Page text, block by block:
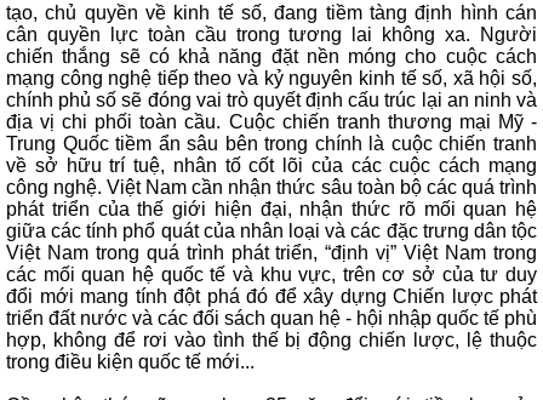
tạo, chủ quyền về kinh tế số, đang tiềm tàng định hình cán
cân quyền lực toàn cầu trong tương lai không xa. Người
chiến thắng sẽ có khả năng đặt nền móng cho cuộc cách
mạng công nghệ tiếp theo và kỷ nguyên kinh tế số, xã hội số,
chính phủ số sẽ đóng vai trò quyết định cấu trúc lại an ninh và
địa vị chi phối toàn cầu. Cuộc chiến tranh thương mại Mỹ -
Trung Quốc tiềm ẩn sâu bên trong chính là cuộc chiến tranh
về sở hữu trí tuệ, nhân tố cốt lõi của các cuộc cách mạng
công nghệ. Việt Nam cần nhận thức sâu toàn bộ các quá trình
phát triển của thế giới hiện đại, nhận thức rõ mối quan hệ
giữa các tính phổ quát của nhân loại và các đặc trưng dân tộc
Việt Nam trong quá trình phát triển, “định vị” Việt Nam trong
các mối quan hệ quốc tế và khu vực, trên cơ sở của tư duy
đổi mới mang tính đột phá đó để xây dựng Chiến lược phát
triển đất nước và các đối sách quan hệ - hội nhập quốc tế phù
hợp, không để rơi vào tình thế bị động chiến lược, lệ thuộc
trong điều kiện quốc tế mới...